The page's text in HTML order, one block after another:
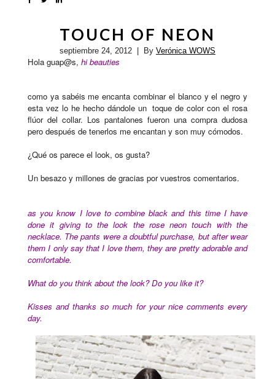
TOUCH OF NEON
septiembre 24, 2012 | By Verónica WOWS
Hola guap@s, hi beauties
como ya sabéis me encanta combinar el blanco y el negro y
esta vez lo he hecho dándole un toque de color con el rosa
flúor del collar. Los pantalones fueron una compra dudosa
pero después de tenerlos me encantan y son muy cómodos.
¿Qué os parece el look, os gusta?
Un besazo y millones de gracias por vuestros comentarios.
as you know I love to combine black and this time I have
done it giving to the look the rose neon touch with the
necklace. The pants were a doubtful purchase, but after wear
them I only say that I love them, they are pretty adorable and
comfortable.
What do you think about the look? Do you like it?
Kisses and thanks so much for your nice comments every
day.